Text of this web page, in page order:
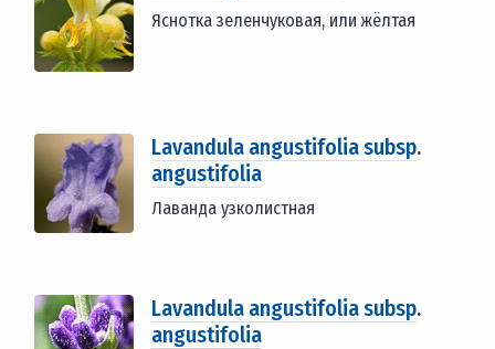
Яснотка зеленчуковая, или жёлтая
Lavandula angustifolia subsp.
angustifolia
Лаванда узколистная
Lavandula angustifolia subsp.
angustifolia